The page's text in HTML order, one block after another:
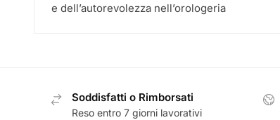
e dell’autorevolezza nell’orologeria
Soddisfatti o Rimborsati
Reso entro 7 giorni lavorativi